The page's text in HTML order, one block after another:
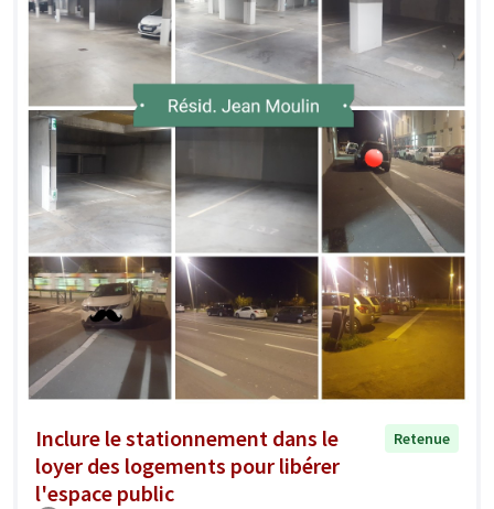
Inclure le stationnement dans le
loyer des logements pour libérer
l'espace public
Retenue